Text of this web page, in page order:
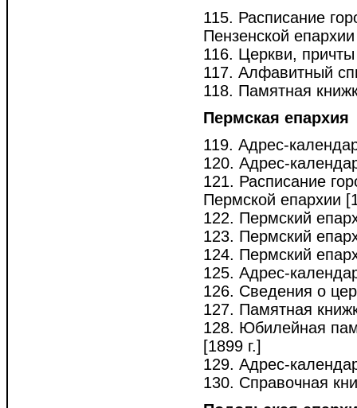
115. Расписание
Пензенской
116. Церкви,
117. Алфавитный
118. Памятная
Пермская епархия
119. Адрес-
120. Адрес-
121. Расписание
Пермской епархии
122. Пермский
123. Пермский
124. Пермский
125. Адрес-
126. Сведения о
127. Памятная
128. Юбилейная
[1899 г.]
129. Адрес-
130. Справочная